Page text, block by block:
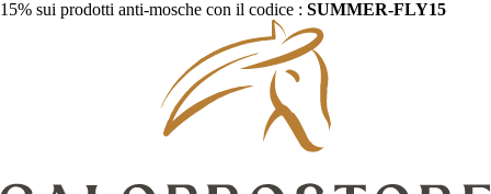
15% sui prodotti anti-mosche con il codice : SUMMER-FLY15